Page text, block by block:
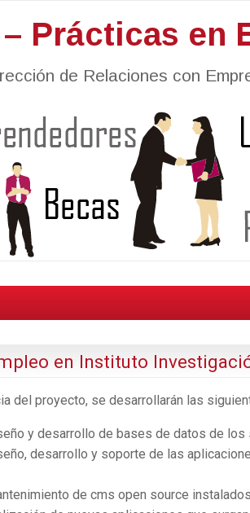
– Prácticas en
de Relaciones con
en Instituto
del proyecto, se desarrollarán las
y desarrollo de bases de datos de los
desarrollo y soporte de las
de cms open source